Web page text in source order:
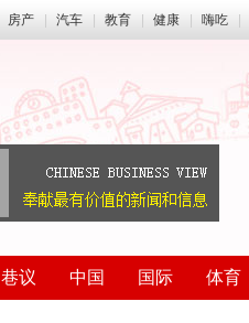
房产 汽车 教育 健康 嗨吃
巷议 中国 国际 体育